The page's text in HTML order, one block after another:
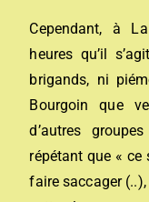
Cependant, à
heures qu’il
brigands, ni
Bourgoin que
d’autres
répétant que «
faire saccager